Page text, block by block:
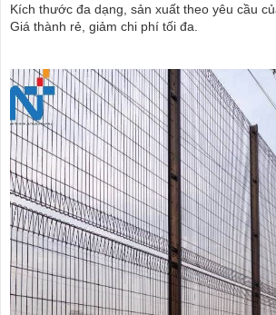
Kích thước đa dạng, sản xuất theo yêu cầu
Giá thành rẻ, giảm chi phí tối đa.